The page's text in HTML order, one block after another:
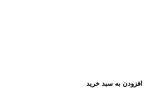
افزودن به سبد خرید